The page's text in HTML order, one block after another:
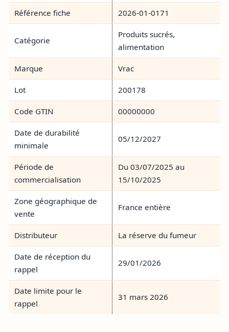
Référence fiche 2026-01-0171
Catégorie
Produits sucrés,
alimentation
Marque Vrac
Lot 200178
Code GTIN 00000000
Date de durabilité
minimale
05/12/2027
Période de
commercialisation
Du 03/07/2025 au
15/10/2025
Zone géographique de
vente
France entière
Distributeur La réserve du fumeur
Date de réception du
rappel
29/01/2026
Date limite pour le
rappel
31 mars 2026